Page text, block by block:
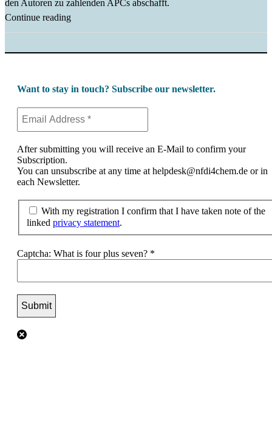
den Autoren zu zahlenden APCs abschafft.
Continue reading
Want to stay in touch? Subscribe our newsletter.
After submitting you will receive an E-Mail to confirm your
Subscription.
You can unsubscribe at any time at helpdesk@nfdi4chem.de or in
each Newsletter.
With my registration I confirm that I have taken note of the
linked privacy statement.
Captcha: What is four plus seven? *